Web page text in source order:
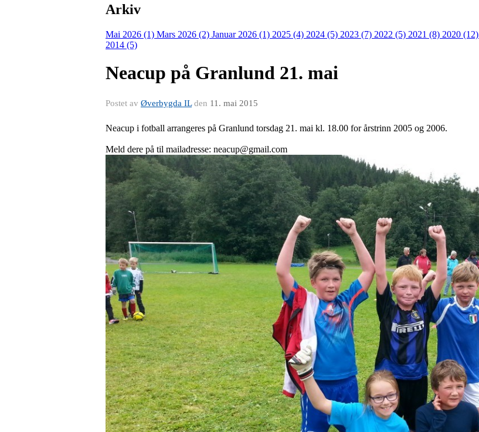
Arkiv
Mai 2026 (1) Mars 2026 (2) Januar 2026 (1) 2025 (4) 2024 (5) 2023 (7) 2022 (5) 2021 (8) 2020 (12)
2014 (5)
Neacup på Granlund 21. mai
Postet av Øverbygda ILden 11. mai 2015
Neacup i fotball arrangeres på Granlund torsdag 21. mai kl. 18.00 for årstrinn 2005 og 2006.
Meld dere på til mailadresse: neacup@gmail.com